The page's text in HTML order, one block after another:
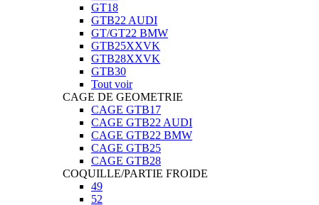
GT18
GTB22 AUDI
GT/GT22 BMW
GTB25XXVK
GTB28XXVK
GTB30
Tout voir
CAGE DE GEOMETRIE
CAGE GTB17
CAGE GTB22 AUDI
CAGE GTB22 BMW
CAGE GTB25
CAGE GTB28
COQUILLE/PARTIE FROIDE
49
52